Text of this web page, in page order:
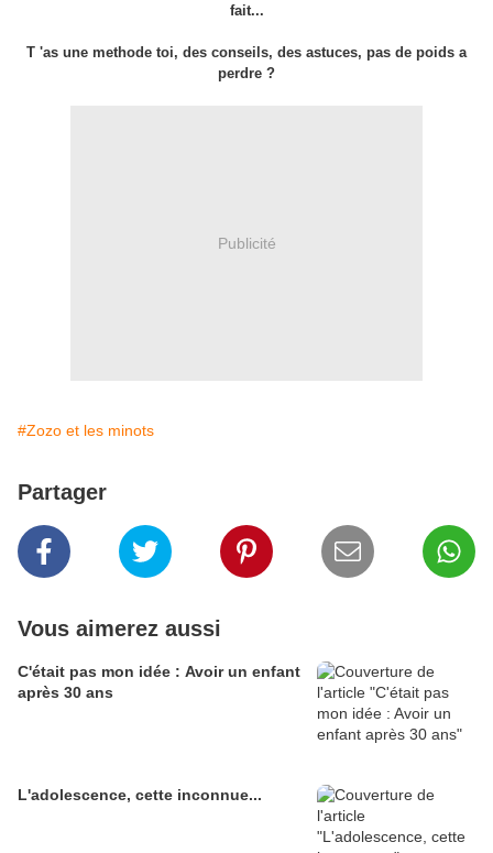
fait...
T 'as une methode toi, des conseils, des astuces, pas de poids a
perdre ?
Publicité
#Zozo et les minots
Partager
Vous aimerez aussi
C'était pas mon idée : Avoir un enfant
après 30 ans
L'adolescence, cette inconnue...